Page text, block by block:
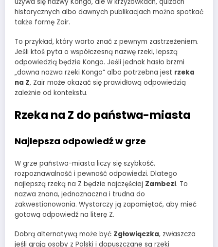
historycznych albo dawnych publikacjach można spotkać
także formę Zair.
To przykład, który warto znać z pewnym zastrzeżeniem.
Jeśli ktoś pyta o współczesną nazwę rzeki, lepszą
odpowiedzią będzie Kongo. Jeśli jednak hasło brzmi
„dawna nazwa rzeki Kongo” albo potrzebna jest rzeka
na Z, Zair może okazać się prawidłową odpowiedzią
zależnie od kontekstu.
Rzeka na Z do państwa-miasta
Najlepsza odpowiedź w grze
W grze państwa-miasta liczy się szybkość,
rozpoznawalność i pewność odpowiedzi. Dlatego
najlepszą rzeką na Z będzie najczęściej Zambezi. To
nazwa znana, jednoznaczna i trudna do
zakwestionowania. Wystarczy ją zapamiętać, aby mieć
gotową odpowiedź na literę Z.
Dobrą alternatywą może być Zgłowiączka, zwłaszcza
jeśli grają osoby z Polski i dopuszczane są rzeki